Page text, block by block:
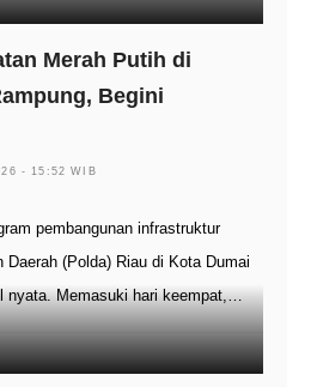
Merah Putih di
Begini
- 15:52 WIB
pembangunan infrastruktur
Daerah (Polda) Riau di Kota Dumai
nyata. Memasuki hari keempat,…